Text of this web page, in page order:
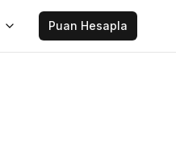
Puan Hesapla